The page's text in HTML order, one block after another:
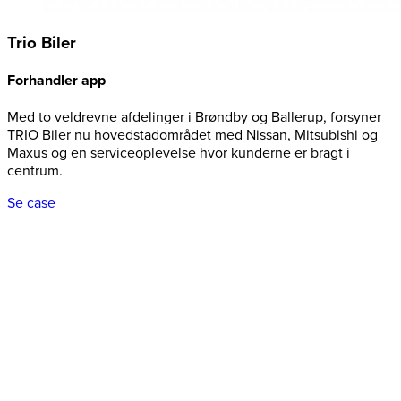
Trio Biler
Forhandler app
Med to veldrevne afdelinger i Brøndby og Ballerup, forsyner
TRIO Biler nu hovedstadområdet med Nissan, Mitsubishi og
Maxus og en serviceoplevelse hvor kunderne er bragt i
centrum.
Se case